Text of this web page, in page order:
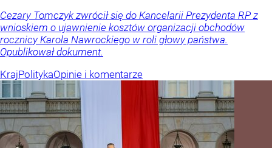
Cezary Tomczyk zwrócił się do Kancelarii Prezydenta RP z
wnioskiem o ujawnienie kosztów organizacji obchodów
rocznicy Karola Nawrockiego w roli głowy państwa.
Opublikował dokument.
KrajPolitykaOpinie i komentarze